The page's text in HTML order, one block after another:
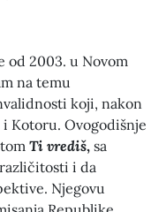
od 2003. u Novom
na temu
koji, nakon
i Kotoru. Ovogodišnje
Ti vrediš, sa
i da
Njegovu